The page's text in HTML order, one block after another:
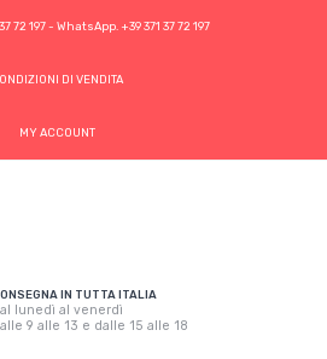
72 197- WhatsApp. +39 371 37 72 197
DI VENDITA
MY ACCOUNT
IN TUTTA ITALIA
lunedì al venerdì
9 alle 13 e dalle 15 alle 18